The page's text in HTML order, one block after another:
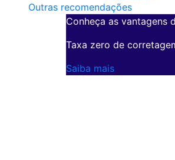
Outras recomendações
Conheça as vantagens
Taxa zero de
Saiba mais